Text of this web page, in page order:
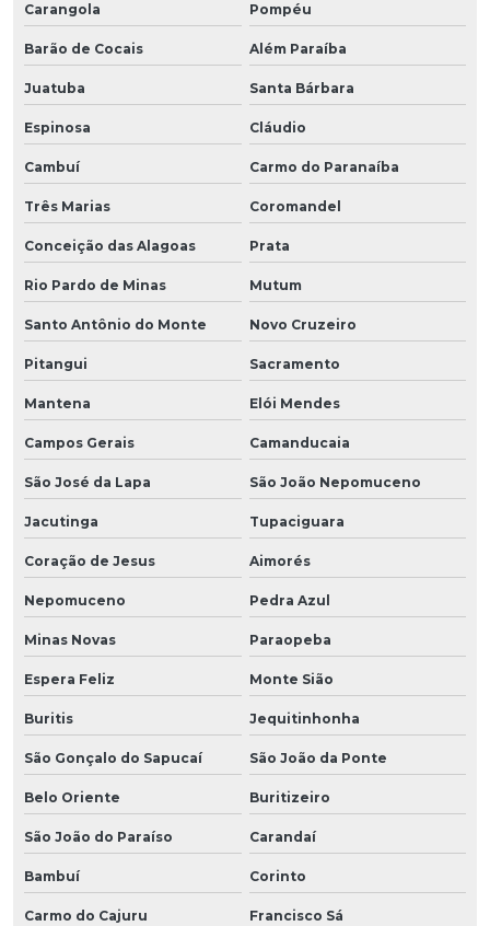
Carangola Pompéu
Barão de Cocais Além Paraíba
Juatuba Santa Bárbara
Espinosa Cláudio
Cambuí Carmo do Paranaíba
Três Marias Coromandel
Conceição das Alagoas Prata
Rio Pardo de Minas Mutum
Santo Antônio do Monte Novo Cruzeiro
Pitangui Sacramento
Mantena Elói Mendes
Campos Gerais Camanducaia
São José da Lapa São João Nepomuceno
Jacutinga Tupaciguara
Coração de Jesus Aimorés
Nepomuceno Pedra Azul
Minas Novas Paraopeba
Espera Feliz Monte Sião
Buritis Jequitinhonha
São Gonçalo do Sapucaí São João da Ponte
Belo Oriente Buritizeiro
São João do Paraíso Carandaí
Bambuí Corinto
Carmo do Cajuru Francisco Sá